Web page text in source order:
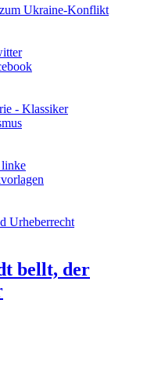
Ukraine-Konflikt
- Klassiker
Urheberrecht
bellt, der